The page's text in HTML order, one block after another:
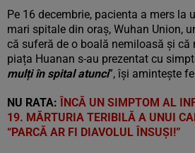
Pe 16 decembrie, pacienta a mers la
mari spitale din oraș, Wuhan Union,
că suferă de o boală nemiloasă și
piața Huanan s-au prezentat cu
mulți în spital atunci”, își amintește
NU RATA: ÎNCĂ UN SIMPTOM AL
19. MĂRTURIA TERIBILĂ A UNUI
“PARCĂ AR FI DIAVOLUL ÎNSUȘI!”